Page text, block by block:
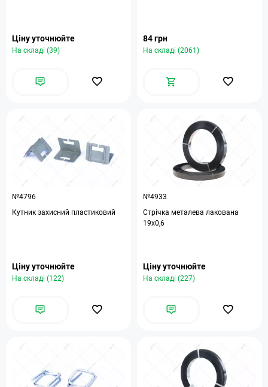
Ціну уточнюйте
На складі (39)
84 грн
На складі (2061)
№4796
Кутник захисний пластиковий
Ціну уточнюйте
На складі (122)
№4933
Стрічка металева лакована
19х0,6
Ціну уточнюйте
На складі (227)